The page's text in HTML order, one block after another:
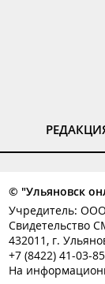
© "Ульяновск
Учредитель:
Свидетельство
432011, г.
+7 (8422) 41-03-
На